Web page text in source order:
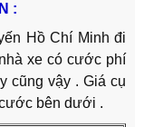
:
Hồ Chí Minh đi
xe có cước phí
cũng vậy . Giá cụ
bên dưới .